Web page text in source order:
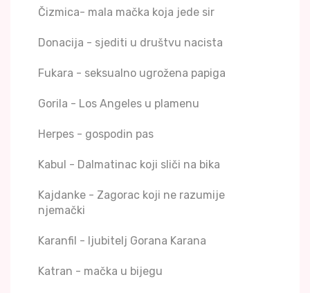
Čizmica- mala mačka koja jede sir
Donacija - sjediti u društvu nacista
Fukara - seksualno ugrožena papiga
Gorila - Los Angeles u plamenu
Herpes - gospodin pas
Kabul - Dalmatinac koji sliči na bika
Kajdanke - Zagorac koji ne razumije
njemački
Karanfil - ljubitelj Gorana Karana
Katran - mačka u bijegu